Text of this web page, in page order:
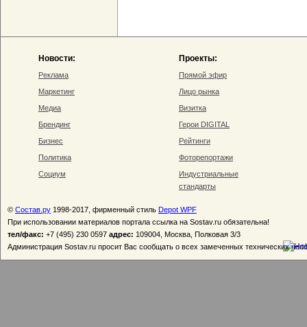
Новости:
Реклама
Маркетинг
Медиа
Брендинг
Бизнес
Политика
Социум
Проекты:
Прямой эфир
Лицо рынка
Визитка
Герои DIGITAL
Рейтинги
Фоторепортажи
Индустриальные
стандарты
© Состав.ру 1998-2017, фирменный стиль Depot WPF
При использовании материалов портала ссылка на Sostav.ru обязательна!
тел/факс: +7 (495) 230 0597 адрес: 109004, Москва, Полковая 3/3
Администрация Sostav.ru просит Вас сообщать о всех замеченных технических